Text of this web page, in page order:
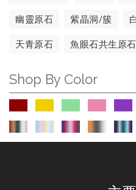
幽靈原石 紫晶洞/簇
天青原石 魚眼石共生原石
Shop By Color